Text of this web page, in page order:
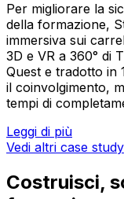
Per migliorare la
della formazione,
immersiva sui
3D e VR a 360° di
Quest e tradotto in
il coinvolgimento,
tempi di
Leggi di più
Vedi altri case study
Costruisci,